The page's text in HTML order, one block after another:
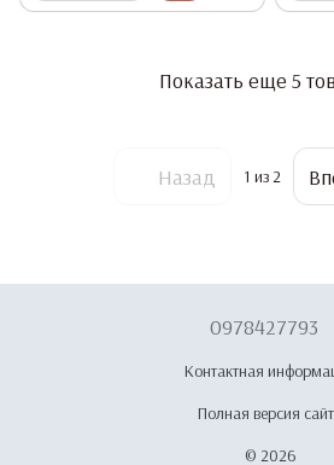
Показать еще 5
Назад 1 из 2
0978427793
Контактная
Полная версия
© 2026